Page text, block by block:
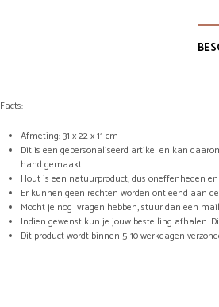
Facts:
Afmeting: 31 x 22 x 11 cm
Dit is een gepersonaliseerd artikel en kan
hand gemaakt.
Hout is een natuurproduct, dus oneffenheden
Er kunnen geen rechten worden ontleend aan de
Mocht je nog vragen hebben, stuur dan een
Indien gewenst kun je jouw bestelling afhalen.
Dit product wordt binnen 5-10 werkdagen